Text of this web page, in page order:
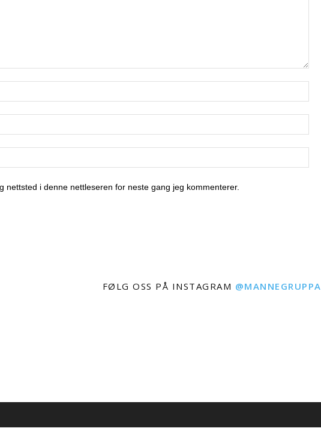
nettsted i denne nettleseren for neste gang jeg kommenterer.
FØLG OSS PÅ INSTAGRAM @MANNEGRUPPA